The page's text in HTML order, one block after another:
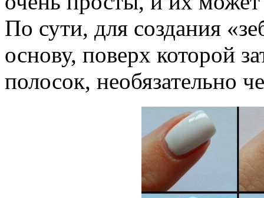
По сути, для создания
основу, поверх которой
полосок, необязательно